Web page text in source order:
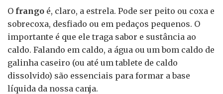
O frango é, claro, a estrela. Pode ser peito ou coxa e
sobrecoxa, desfiado ou em pedaços pequenos. O
importante é que ele traga sabor e sustância ao
caldo. Falando em caldo, a água ou um bom caldo de
galinha caseiro (ou até um tablete de caldo
dissolvido) são essenciais para formar a base
líquida da nossa canja.